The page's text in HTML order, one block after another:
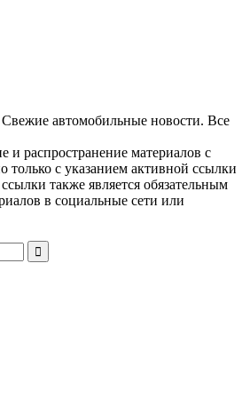
автомобильные новости. Все
и распространение материалов с
только с указанием активной ссылки
также является обязательным
в социальные сети или